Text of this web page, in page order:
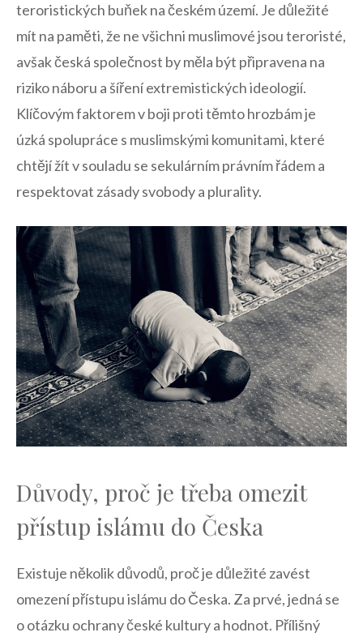
⁤teroristických buňek na českém území. Je ‍důležité
mít‌ na paměti, že ne všichni muslimové jsou teroristé,
avšak česká společnost by měla být připravena​ na
riziko ⁢náboru a šíření extremistických ideologií.
Klíčovým‌ faktorem v boji proti těmto hrozbám je
úzká spolupráce s muslimskými komunitami, které ​
chtějí žít⁢ v souladu se sekulárním právním řádem a
respektovat zásady ⁤svobody⁤ a plurality.
Důvody, proč je třeba omezit
přístup islámu do Česka
Existuje několik důvodů, proč je důležité zavést
omezení ⁤přístupu islámu​ do Česka. Za ⁤prvé, ⁣jedná‌ se
o otázku ⁣ochrany ⁣české ​kultury a hodnot. Přílišný